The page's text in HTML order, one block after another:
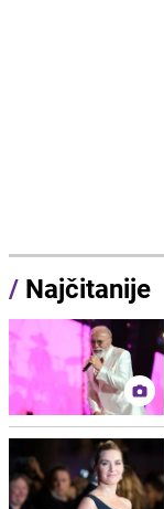
/ Najčitanije